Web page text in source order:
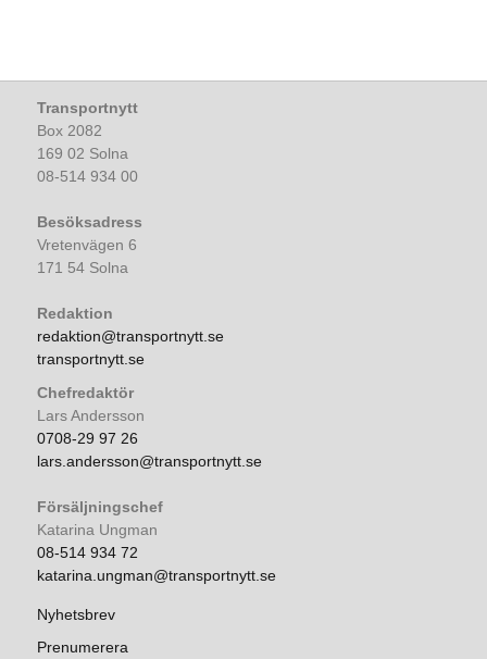
Transportnytt
Box 2082
169 02 Solna
08-514 934 00
Besöksadress
Vretenvägen 6
171 54 Solna
Redaktion
redaktion@transportnytt.se
transportnytt.se
Chefredaktör
Lars Andersson
0708-29 97 26
lars.andersson@transportnytt.se
Försäljningschef
Katarina Ungman
08-514 934 72
katarina.ungman@transportnytt.se
Nyhetsbrev
Prenumerera